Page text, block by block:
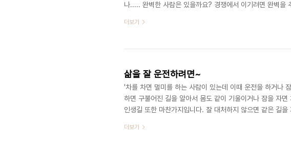
나..... 완벽한 사람은 있을까요? 경쟁에서 이기려면 완벽을
더보기
삶을 잘 운전하려면~
'차를 차면 멀미를 하는 사람이 있는데 이때 운전을 하거나
하면 구불어진 길을 알아서 몸도 같이 기울이거나 잠을 자
인생길 또한 마찬가지입니다. 잘 대처하지 않으면 같은 길
중에서- 고전인 주역을 공부하는 의미라고 합니다. 우리가
더보기